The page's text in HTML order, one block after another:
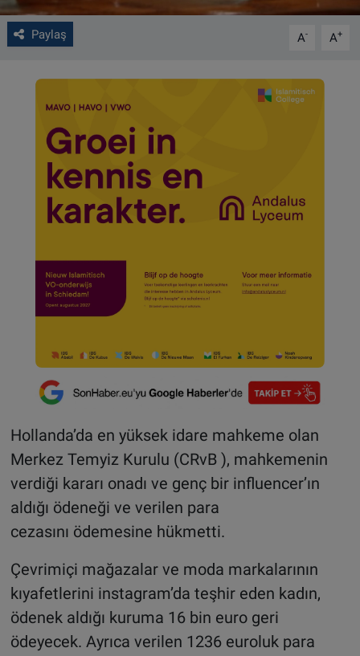
Paylaş A- A+
Hollanda’da en yüksek idare mahkeme olan
Merkez Temyiz Kurulu (CRvB ), mahkemenin
verdiği kararı onadı ve genç bir influencer’ın
aldığı ödeneği ve verilen para
cezasını ödemesine hükmetti.
Çevrimiçi mağazalar ve moda markalarının
kıyafetlerini instagram’da teşhir eden kadın,
ödenek aldığı kuruma 16 bin euro geri
ödeyecek. Ayrıca verilen 1236 euroluk para